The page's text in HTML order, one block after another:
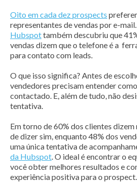
Oito em cada dez prospects
representantes de vendas por e-
Hubspottambém descubriu que
vendas dizem que o telefone é a
para contato com leads.
O que isso significa? Antes de
vendedores precisam entender
contactado. E, além de tudo, não
tentativa.
Em torno de 60% dos clientes dizem
de dizer sim, enquanto 48% dos
uma única tentativa de
da Hubspot.O ideal é encontrar o
você obter melhores resultados e
experiência positiva para o prospect.